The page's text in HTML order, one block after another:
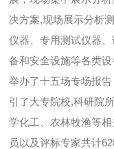
决方案,现场展示分析
仪器、专用测试仪器
备和安全设施等各类
举办了十五场专场报
引了大专院校,科研院
学化工、农林牧渔等
员以及评标专家共计